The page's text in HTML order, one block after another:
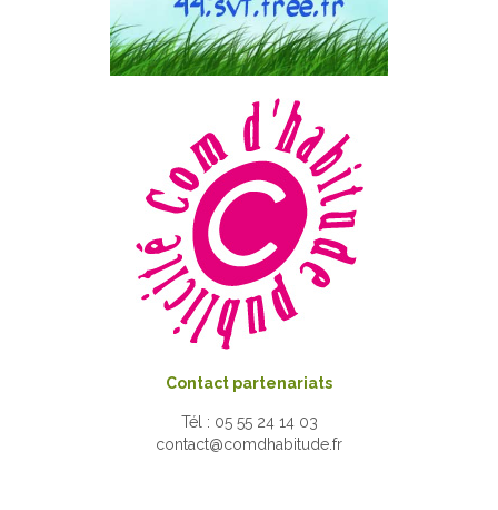
Contact partenariats
Tél : 05 55 24 14 03
contact@comdhabitude.fr